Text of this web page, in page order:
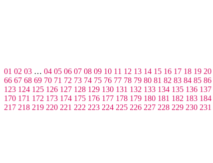
01 02 03 … 04 05 06 07 08 09 10 11 12 13 14 15 16 17 18 19 20
66 67 68 69 70 71 72 73 74 75 76 77 78 79 80 81 82 83 84 85 86
123 124 125 126 127 128 129 130 131 132 133 134 135 136 137
170 171 172 173 174 175 176 177 178 179 180 181 182 183 184
217 218 219 220 221 222 223 224 225 226 227 228 229 230 231